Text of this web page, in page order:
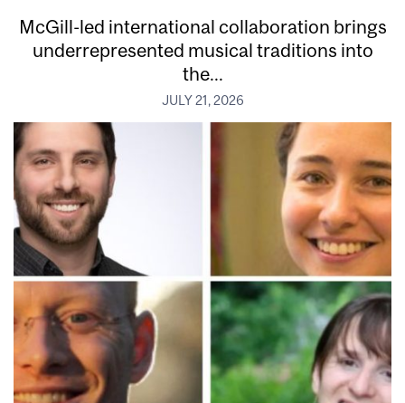
McGill-led international collaboration brings
underrepresented musical traditions into
the...
JULY 21, 2026